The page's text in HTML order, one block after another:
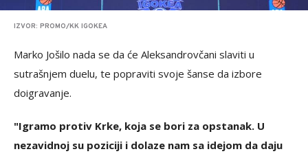
IZVOR: PROMO/KK IGOKEA
Marko Jošilo nada se da će Aleksandrovčani slaviti u
sutrašnjem duelu, te popraviti svoje šanse da izbore
doigravanje.
"Igramo protiv Krke, koja se bori za opstanak. U
nezavidnoj su poziciji i dolaze nam sa idejom da daju